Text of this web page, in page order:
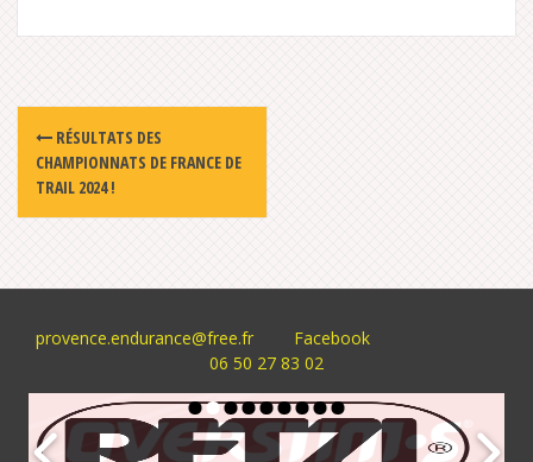
Post
navigation
RÉSULTATS DES
CHAMPIONNATS DE FRANCE DE
TRAIL 2024 !
provence.endurance@free.fr
Facebook
06 50 27 83 02